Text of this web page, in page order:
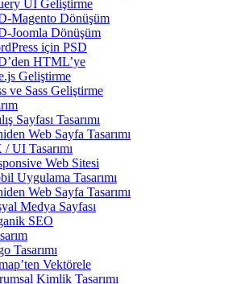
UI Geliştirme
Magento Dönüşüm
Joomla Dönüşüm
için PSD
HTML’ye
Geliştirme
ve Sass Geliştirme
Sayfası Tasarımı
Web Sayfa Tasarımı
UI Tasarımı
Web Sitesi
Uygulama Tasarımı
Web Sayfa Tasarımı
Medya Sayfası
SEO
Tasarımı
Vektörele
Kimlik Tasarımı